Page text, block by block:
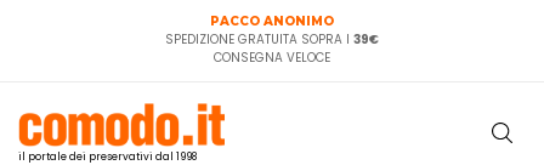
PACCO ANONIMO
SPEDIZIONE GRATUITA SOPRA I 39€
CONSEGNA VELOCE
il portale dei preservativi dal 1998